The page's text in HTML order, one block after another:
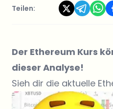
Teilen:
Der Ethereum Kurs
dieser Analyse!
Sieh dir die aktuelle